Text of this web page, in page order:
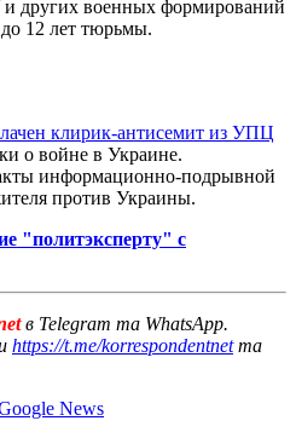
и других военных формирований
12 лет тюрьмы.
клирик-антисемит из УПЦ
о войне в Украине.
информационно-подрывной
против Украины.
"политэксперту" с
в Telegram та WhatsApp.
https://t.me/korrespondentnetта
News